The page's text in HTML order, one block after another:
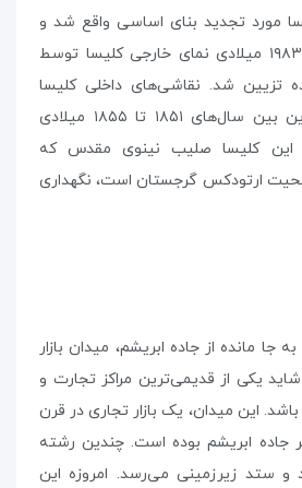
کلیسا مورد تجدید بنای اساسی واقع شد و
بین سال‌های ۱۹۸۰ تا ۱۹۸۳ میلادی نمای خارجی کلیسا توسط
تزیین شد. نقاشی‌های داخلی کلیسا
توسط گریگوری گاگارین بین سال‌های ۱۸۵۱ تا ۱۸۵۵ میلادی
این کلیسا صلیب نینوی مقدس که
ارتودکس گرجستان است، نگهداری
جا مانده از جاده‌ ابریشم، میدان بازار
یکی از قدیمی‌ترین مراکز تجارت و
این میدان، یک بازار تجاری در قرن
جاده‌ ابریشم بوده است. چندین رشته
و ستد زیرزمینی می‌رسد. امروزه این